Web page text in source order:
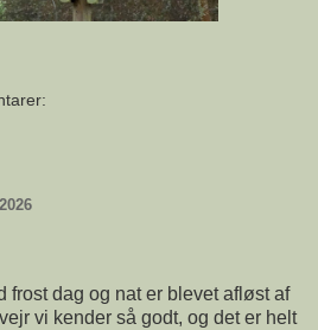
frost dag og nat er blevet afløst af
vi kender så godt, og det er helt